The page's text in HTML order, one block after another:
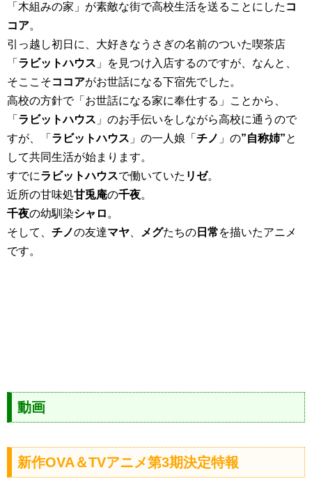
「木組みの家」が素敵な街で高校生活を送ることにした コ
コア。
引っ越し初日に、大好きなうさぎの名前のついた喫茶店
「 ラビットハウス 」を見つけ入店するのですが、なんと、
そここそココアがお世話になる下宿先でした。
高校の方針で「お世話になる家に奉仕する」ことから、
「 ラビットハウス 」のお手伝いをしながら高校に通うので
すが、「 ラビットハウス 」の一人娘「 チノ 」の”自称姉”と
して共同生活が始まります。
すでにラビットハウスで働いていた リゼ。
近所の甘味処甘兎庵の千夜。
千夜の幼馴染シャロ 。
そして、 チノの友達マヤ メグたちの 日常を描いたアニメ
です。
動画
新作OVA＆TVアニメ第3期決定特報